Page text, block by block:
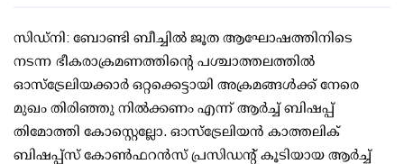
സിഡ്‌നി: ബോണ്ടി ബീച്ചിൽ ജൂത ആഘോഷത്തിനിടെ
നടന്ന ഭീകരാക്രമണത്തിൻ്റെ പശ്ചാത്തലത്തിൽ
ഓസ്‌ട്രേലിയക്കാർ ഒറ്റക്കെട്ടായി അക്രമങ്ങൾക്ക് നേരെ
മുഖം തിരിഞ്ഞു നിൽക്കണം എന്ന് ആർച്ച് ബിഷപ്പ്
തിമോത്തി കോസ്റ്റെല്ലോ. ഓസ്‌ട്രേലിയൻ കാത്തലിക്
ബിഷപ്പ്സ് കോൺഫറൻസ് പ്രസിഡൻ്റ് കൂടിയായ ആർച്ച്